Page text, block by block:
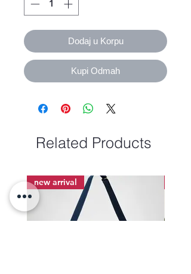
Dodaj u Korpu
Kupi Odmah
Related Products
new arrival